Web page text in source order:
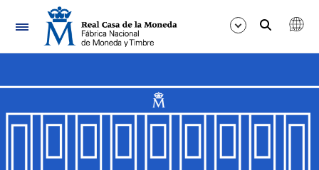
Navegación
Mostrar/Ocultar